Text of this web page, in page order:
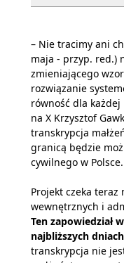
– Nie tracimy ani
maja - przyp. red.)
zmieniającego
rozwiązanie
równość dla
na X Krzysztof
transkrypcja
granicą będzie
cywilnego w Polsce.
Projekt czeka
wewnętrznych i
Ten zapowiedział
najbliższych
transkrypcja nie